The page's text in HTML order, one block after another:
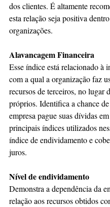
dos clientes. É altamente
esta relação seja positiva
organizações.
Alavancagem Financeira
Esse índice está relacionado à
com a qual a organização faz
recursos de terceiros, no lugar
próprios. Identifica a chance
empresa pague suas dívidas
principais índices utilizados
índice de endividamento e
juros.
Nível de endividamento
Demonstra a dependência da
relação aos recursos obtidos